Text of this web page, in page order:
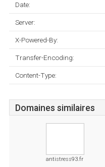
Date:
Server:
X-Powered-By:
Transfer-Encoding:
Content-Type:
Domaines similaires
antistress93.fr